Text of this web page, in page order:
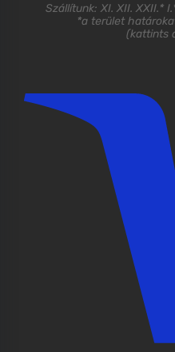
Szállítunk: XI. XII. XXII.*
*a terület
(kattints